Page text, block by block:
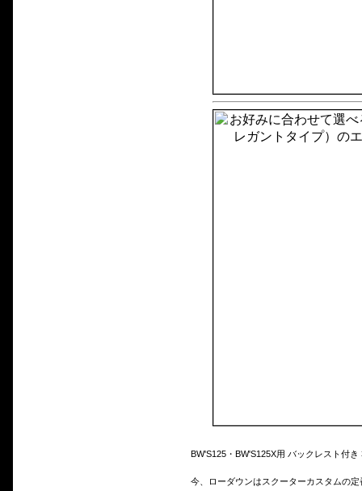
BW'S125・BW'S125X用 バックレスト付
今、ローダウンはスクーターカスタムの